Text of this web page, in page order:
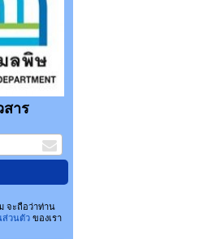
สาร
จะถือว่าท่าน
ส่วนตัวของเรา